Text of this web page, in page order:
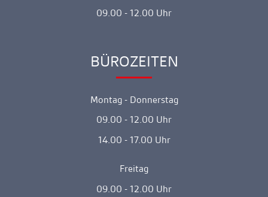
09.00 - 12.00 Uhr
Ankerlink
BÜROZEITEN
Montag - Donnerstag
09.00 - 12.00 Uhr
14.00 - 17.00 Uhr
Freitag
09.00 - 12.00 Uhr